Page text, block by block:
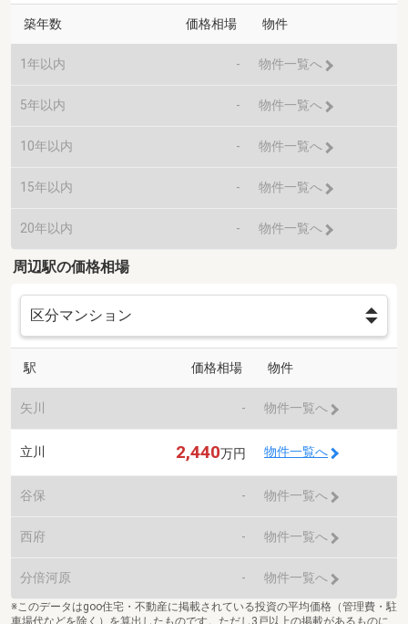
築年数 価格相場 物件
1年以内 - 物件一覧へ
5年以内 - 物件一覧へ
10年以内 - 物件一覧へ
15年以内 - 物件一覧へ
20年以内 - 物件一覧へ
周辺駅の価格相場
駅 価格相場 物件
矢川 - 物件一覧へ
立川 2,440万円 物件一覧へ
谷保 - 物件一覧へ
西府 - 物件一覧へ
分倍河原 - 物件一覧へ
※このデータはgoo住宅・不動産に掲載されている投資の平均価格（管理費・駐
車場代などを除く）を算出したものです。ただし3戸以上の掲載があるものに